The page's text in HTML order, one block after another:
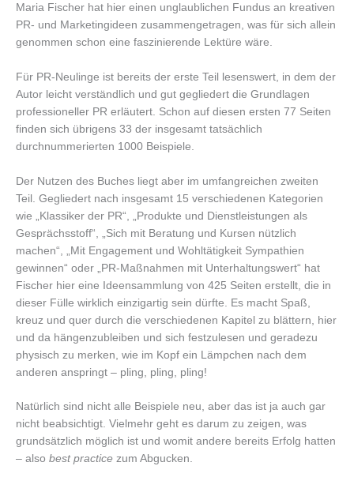
Maria Fischer hat hier einen unglaublichen Fundus an kreativen
PR- und Marketingideen zusammengetragen, was für sich allein
genommen schon eine faszinierende Lektüre wäre.
Für PR-Neulinge ist bereits der erste Teil lesenswert, in dem der
Autor leicht verständlich und gut gegliedert die Grundlagen
professioneller PR erläutert. Schon auf diesen ersten 77 Seiten
finden sich übrigens 33 der insgesamt tatsächlich
durchnummerierten 1000 Beispiele.
Der Nutzen des Buches liegt aber im umfangreichen zweiten
Teil. Gegliedert nach insgesamt 15 verschiedenen Kategorien
wie „Klassiker der PR“, „Produkte und Dienstleistungen als
Gesprächsstoff“, „Sich mit Beratung und Kursen nützlich
machen“, „Mit Engagement und Wohltätigkeit Sympathien
gewinnen“ oder „PR-Maßnahmen mit Unterhaltungswert“ hat
Fischer hier eine Ideensammlung von 425 Seiten erstellt, die in
dieser Fülle wirklich einzigartig sein dürfte. Es macht Spaß,
kreuz und quer durch die verschiedenen Kapitel zu blättern, hier
und da hängenzubleiben und sich festzulesen und geradezu
physisch zu merken, wie im Kopf ein Lämpchen nach dem
anderen anspringt – pling, pling, pling!
Natürlich sind nicht alle Beispiele neu, aber das ist ja auch gar
nicht beabsichtigt. Vielmehr geht es darum zu zeigen, was
grundsätzlich möglich ist und womit andere bereits Erfolg hatten
– also best practice zum Abgucken.